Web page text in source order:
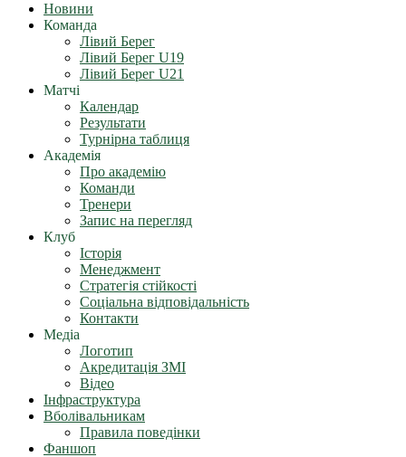
Новини
Команда
Лівий Берег
Лівий Берег U19
Лівий Берег U21
Матчі
Календар
Результати
Турнірна таблиця
Академія
Про академію
Команди
Тренери
Запис на перегляд
Клуб
Історія
Менеджмент
Стратегія стійкості
Соціальна відповідальність
Контакти
Медіа
Логотип
Акредитація ЗМІ
Відео
Інфраструктура
Вболівальникам
Правила поведінки
Фаншоп